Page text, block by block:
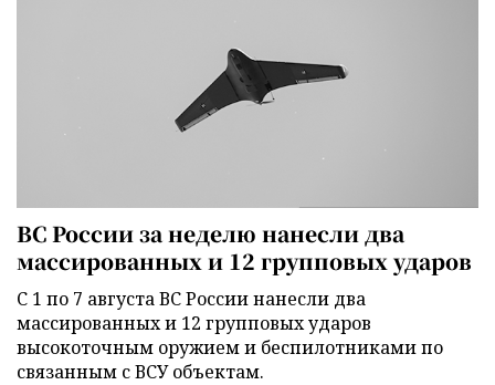
ВС России за неделю нанесли два
массированных и 12 групповых ударов
С 1 по 7 августа ВС России нанесли два
массированных и 12 групповых ударов
высокоточным оружием и беспилотниками по
связанным с ВСУ объектам.